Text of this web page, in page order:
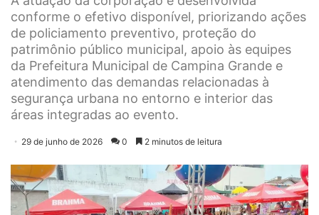
conforme o efetivo disponível, priorizando ações
de policiamento preventivo, proteção do
patrimônio público municipal, apoio às equipes
da Prefeitura Municipal de Campina Grande e
atendimento das demandas relacionadas à
segurança urbana no entorno e interior das
áreas integradas ao evento.
29 de junho de 2026 0 2 minutos de leitura